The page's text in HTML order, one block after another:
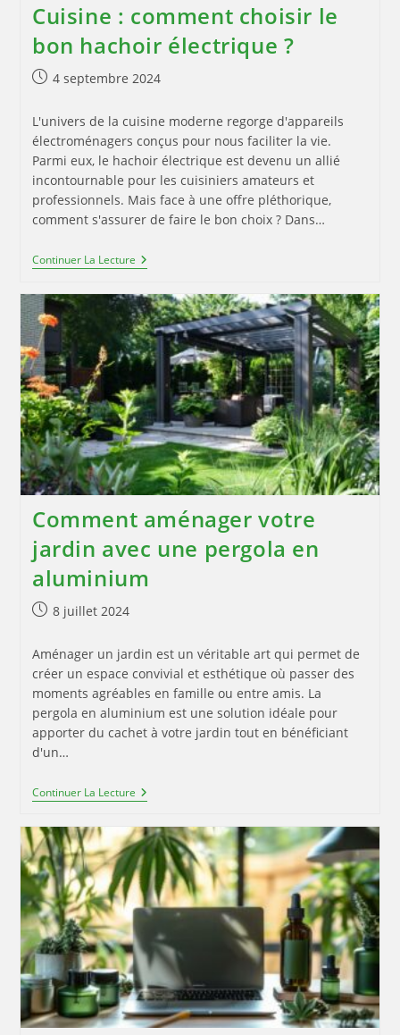
Cuisine : comment choisir le
bon hachoir électrique ?
Publication
4 septembre 2024
L'univers de la cuisine moderne regorge d'appareils
électroménagers conçus pour nous faciliter la vie.
Parmi eux, le hachoir électrique est devenu un allié
incontournable pour les cuisiniers amateurs et
professionnels. Mais face à une offre pléthorique,
comment s'assurer de faire le bon choix ? Dans…
Continuer La LectureCuisine
:
Choisir
Le
Bon
Hachoir
Électrique
Comment aménager votre
jardin avec une pergola en
aluminium
Publication
8 juillet 2024
Aménager un jardin est un véritable art qui permet de
créer un espace convivial et esthétique où passer des
moments agréables en famille ou entre amis. La
pergola en aluminium est une solution idéale pour
apporter du cachet à votre jardin tout en bénéficiant
d'un…
Continuer La LectureComment
Aménager
Jardin
Avec
Une
Pergola
En
Aluminium